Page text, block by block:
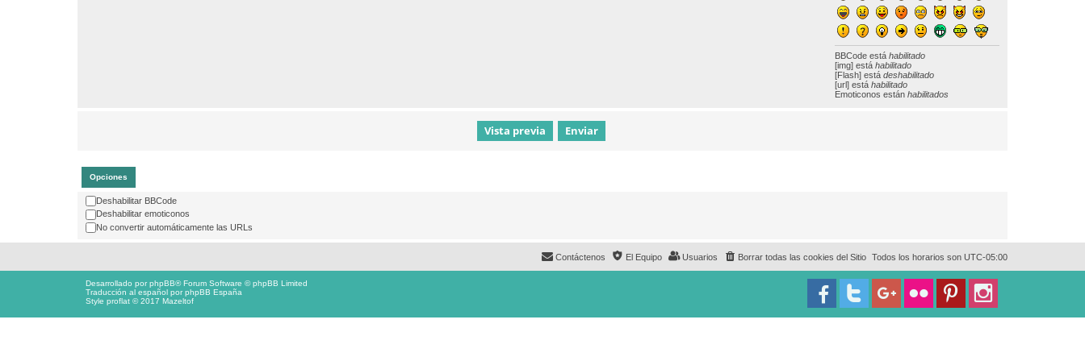
BBCode estáhabilitado
[img] estáhabilitado
[Flash] estádeshabilitado
[url] estáhabilitado
Emoticonos estánhabilitados
Opciones
Deshabilitar BBCode
Deshabilitar emoticonos
No convertir automáticamente las URLs
Todos los horarios son UTC-05:00
Borrar todas las cookies del Sitio
Usuarios
El Equipo
Contáctenos
Desarrollado porphpBB® Forum Software © phpBB Limited
Traducción al español porphpBB España
Style proflat © 2017 Mazeltof